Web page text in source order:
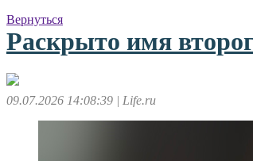
Вернуться
Раскрыто имя
09.07.2026 14:08:39 | Life.ru